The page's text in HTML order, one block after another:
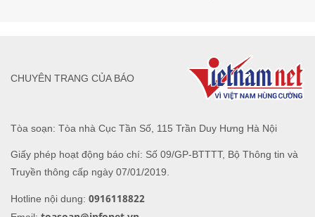
Tòa soạn: Tòa nhà Cục Tần Số, 115 Trần Duy Hưng Hà Nội
Giấy phép hoạt động báo chí: Số 09/GP-BTTTT, Bộ Thông tin và
Truyền thông cấp ngày 07/01/2019.
Hotline nội dung: 0916118822
CHUYÊN TRANG CỦA BÁO